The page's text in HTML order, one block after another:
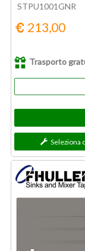
STPU1001GNR
213,00
Trasporto
Seleziona